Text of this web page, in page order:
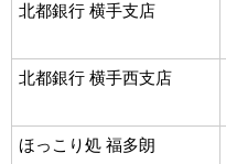
北都銀行 横手支店
北都銀行 横手西支店
ほっこり処 福多朗